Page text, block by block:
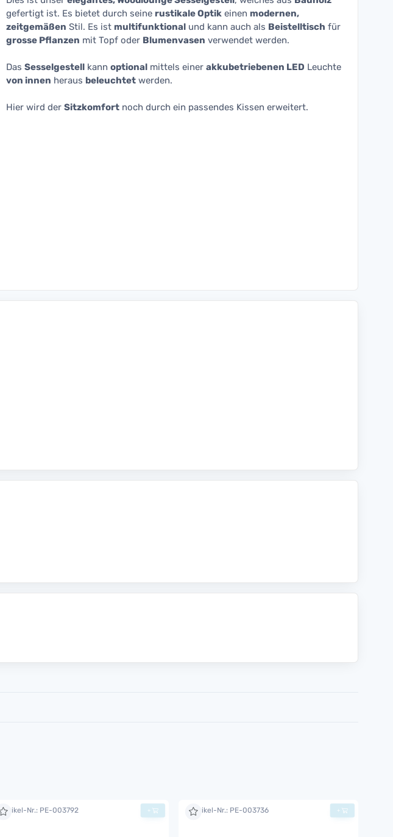
gefertigt ist. Es bietet durch seine rustikale Optik einen modernen,
zeitgemäßen Stil. Es ist multifunktional und kann auch als Beistelltisch für
grosse Pflanzen mit Topf oder Blumenvasen verwendet werden.
Das Sesselgestell kann optional mittels einer akkubetriebenen LED Leuchte
von innen heraus beleuchtet werden.
Hier wird der Sitzkomfort noch durch ein passendes Kissen erweitert.
Artikel-Nr.: PE-003792 + Artikel-Nr.: PE-003736 +